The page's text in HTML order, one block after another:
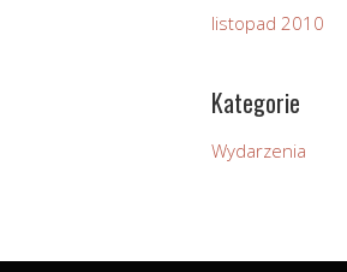
listopad 2010
Kategorie
Wydarzenia